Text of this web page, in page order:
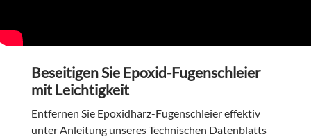
Beseitigen Sie Epoxid-Fugenschleier
mit Leichtigkeit
Entfernen Sie Epoxidharz-Fugenschleier effektiv
unter Anleitung unseres Technischen Datenblatts